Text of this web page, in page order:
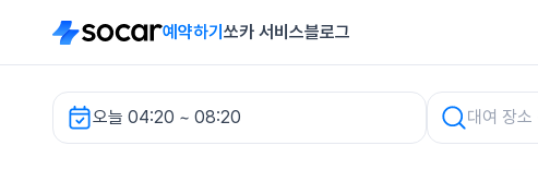
예약하기 쏘카 서비스블로그
오늘 04:20 ~ 08:20